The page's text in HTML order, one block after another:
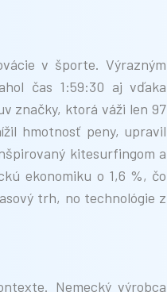
v športe. Výrazným
čas 1:59:30 aj vďaka
značky, ktorá váži len 97
hmotnosť peny, upravil
kitesurfingom a
ekonomiku o 1,6 %, čo
trh, no technológie z
Nemecký výrobca